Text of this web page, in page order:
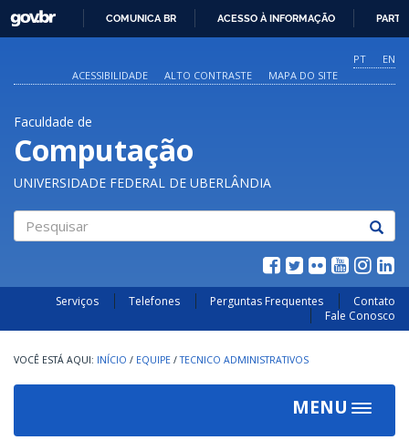
O
CONTEÚDO
GOVBR
COMUNICA BR ACESSO À INFORMAÇÃO
PT
EN
ACESSIBILIDADE
ALTO CONTRASTE MAPA DO SITE
Faculdade de
Computação
UNIVERSIDADE FEDERAL DE UBERLÂNDIA
Serviços Telefones Perguntas Frequentes
Contato
Fale Conosco
INÍCIO / EQUIPE / TECNICO ADMINISTRATIVOS
MENU
Toggle